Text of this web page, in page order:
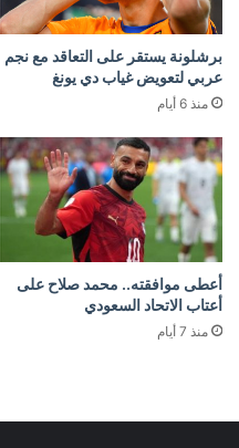
برشلونة يستقر على التعاقد مع نجم
عربي لتعويض غياب دي يونغ
منذ 6 أيام
أعطى موافقته.. محمد صلاح على
أعتاب الاتحاد السعودي
منذ 7 أيام